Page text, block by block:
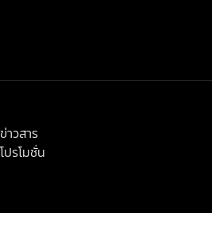
ข่าวสาร
โปรโมชั่น